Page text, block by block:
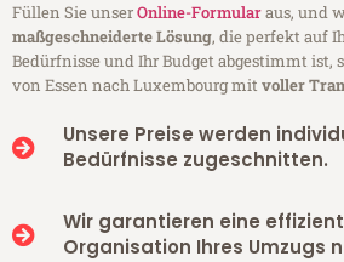
Füllen Sie unserOnline-Formularaus, und
maßgeschneiderte Lösung, die perfekt auf
Bedürfnisse und Ihr Budget abgestimmt ist,
von Essen nach Luxembourg mitvoller
Unsere Preise werden
Bedürfnisse zugeschnitten.
Wir garantieren eine
Organisation Ihres Umzugs